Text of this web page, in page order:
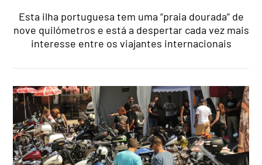
Esta ilha portuguesa tem uma “praia dourada” de
nove quilómetros e está a despertar cada vez mais
interesse entre os viajantes internacionais